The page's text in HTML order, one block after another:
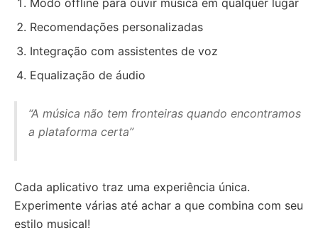
Modo offline para ouvir música em qualquer lugar
Recomendações personalizadas
Integração com assistentes de voz
Equalização de áudio
“A música não tem fronteiras quando encontramos
a plataforma certa”
Cada aplicativo traz uma experiência única.
Experimente várias até achar a que combina com seu
estilo musical!